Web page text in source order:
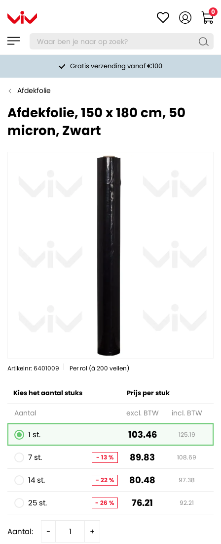
0
Gratis verzending vanaf €100
Afdekfolie
Afdekfolie, 150 x 180 cm, 50
micron, Zwart
Artikelnr: 6401009 Per rol (á 200 vellen)
Aantal: - +
Kies het aantal stuks Prijs per stuk
Aantal excl. BTW incl. BTW
1 st. 103.46 125.19
7 st. - 13 % 89.83 108.69
14 st. - 22 % 80.48 97.38
25 st. - 26 % 76.21 92.21